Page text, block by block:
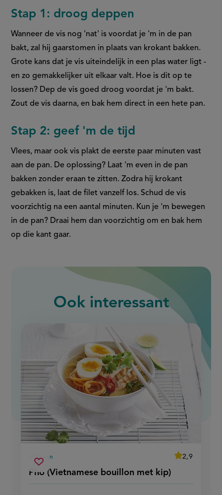
Stap 1: droog deppen
Wanneer de vis nog 'nat' is voordat je 'm in de pan
bakt, zal hij gaarstomen in plaats van krokant bakken.
Grote kans dat je vis uiteindelijk in een plas water ligt -
en zo gemakkelijker uit elkaar valt. Hoe is dit op te
lossen? Dep de vis goed droog voordat je 'm bakt.
Zout de vis daarna, en bak hem direct in een hete pan.
Stap 2: geef 'm de tijd
Vlees, maar ook vis plakt de eerste paar minuten vast
aan de pan. De oplossing? Laat 'm even in de pan
bakken zonder eraan te zitten. Zodra hij krokant
gebakken is, laat de filet vanzelf los. Schud de vis
voorzichtig na een aantal minuten. Kun je 'm bewegen
in de pan? Draai hem dan voorzichtig om en bak hem
op die kant gaar.
Ook interessant
Pho (Vietnamese bouillon met kip)
voorbereidingstijd
30 min
average
2,9
Beoordeel
bouillon
Sla
recept
pho
(vietnamese
bouillon